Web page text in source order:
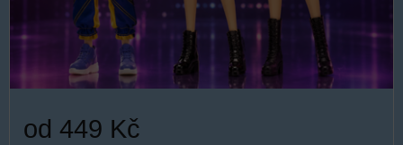
od 449 Kč